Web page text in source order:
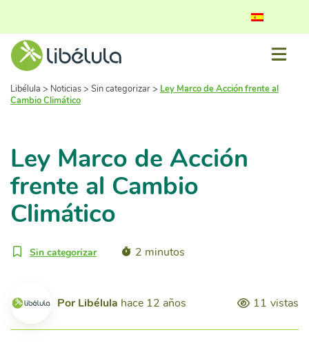
Libélula > Noticias> Sin categorizar> Ley Marco de Acción frente al
Cambio Climático
Ley Marco de Acción
frente al Cambio
Climático
Sin categorizar 2 minutos
PorLibélula hace 12 años 11 vistas